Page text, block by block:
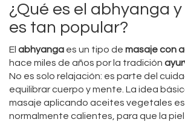
¿Qué es el abhyanga
es tan popular?
El abhyanga es un tipo de masaje con
hace miles de años por la tradición
No es solo relajación: es parte del
equilibrar cuerpo y mente. La idea
masaje aplicando aceites vegetales
normalmente calientes, para que la